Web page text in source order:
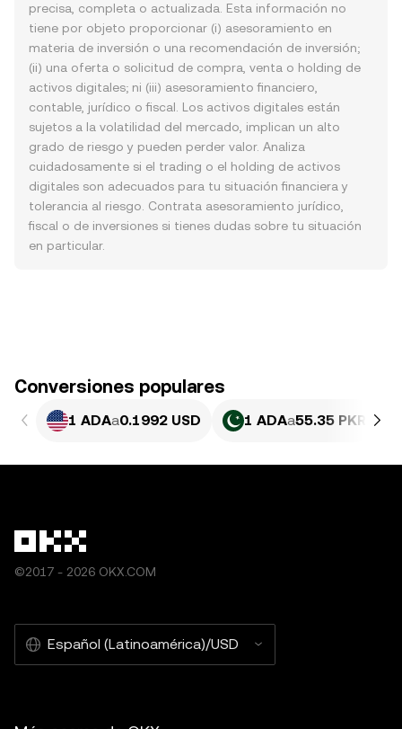
precisa, completa o actualizada. Esta información no
tiene por objeto proporcionar (i) asesoramiento en
materia de inversión o una recomendación de inversión;
(ii) una oferta o solicitud de compra, venta o holding de
activos digitales; ni (iii) asesoramiento financiero,
contable, jurídico o fiscal. Los activos digitales están
sujetos a la volatilidad del mercado, implican un alto
grado de riesgo y pueden perder valor. Analiza
cuidadosamente si el trading o el holding de activos
digitales son adecuados para tu situación financiera y
tolerancia al riesgo. Contrata asesoramiento jurídico,
fiscal o de inversiones si tienes dudas sobre tu situación
en particular.
Conversiones populares
1 ADAa0.1992 USD 1 ADAa55.35 PKR
©2017 - 2026 OKX.COM
Español (Latinoamérica)/USD